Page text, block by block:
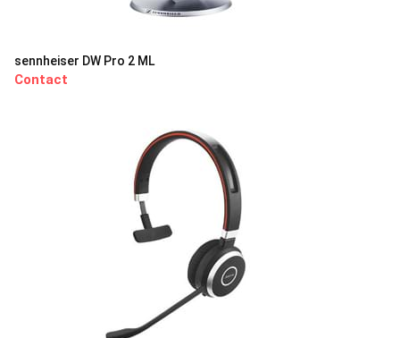
sennheiser DW Pro 2 ML
Contact